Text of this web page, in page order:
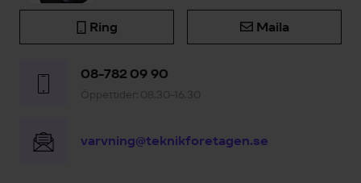
Ring Maila
08-782 09 90
Öppettider: 08.30-16.30
varvning@teknikforetagen.se